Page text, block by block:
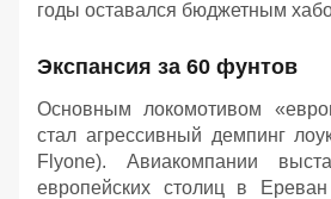
годы оставался бюджетным
Экспансия за 60 фунтов
Основным локомотивом
стал агрессивный демпинг
Flyone). Авиакомпании
европейских столиц в